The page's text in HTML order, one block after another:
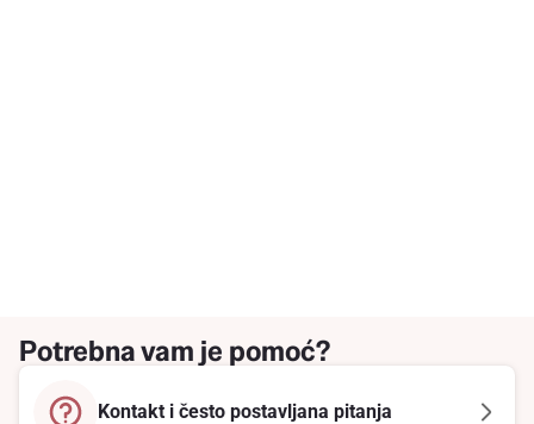
Potrebna vam je pomoć?
Kontakt i često postavljana pitanja